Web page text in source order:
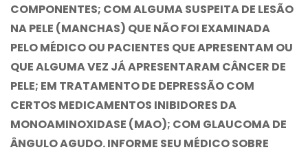
COMPONENTES; COM ALGUMA SUSPEITA DE LESÃO
NA PELE (MANCHAS) QUE NÃO FOI EXAMINADA
PELO MÉDICO OU PACIENTES QUE APRESENTAM OU
QUE ALGUMA VEZ JÁ APRESENTARAM CÂNCER DE
PELE; EM TRATAMENTO DE DEPRESSÃO COM
CERTOS MEDICAMENTOS INIBIDORES DA
MONOAMINOXIDASE (MAO); COM GLAUCOMA DE
ÂNGULO AGUDO. INFORME SEU MÉDICO SOBRE